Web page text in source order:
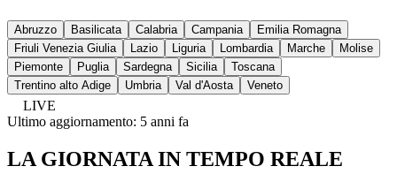
Abruzzo Basilicata Calabria Campania
Emilia Romagna
Friuli Venezia Giulia
Lazio Liguria Lombardia Marche
Molise
Piemonte
Puglia Sardegna Sicilia
Toscana
Trentino alto Adige
Umbria Val d'Aosta Veneto
LIVE
Ultimo aggiornamento: 5 anni fa
LA GIORNATA IN TEMPO REALE